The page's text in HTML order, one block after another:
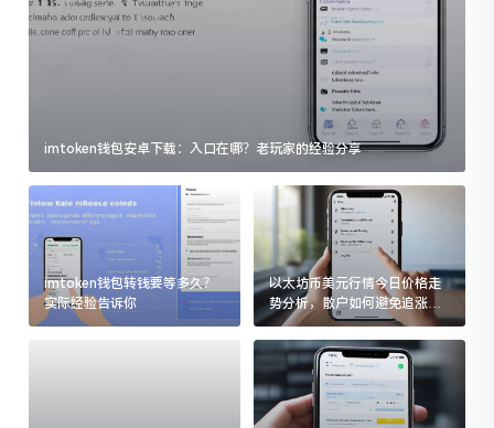
imtoken钱包安卓下载：入口在哪？老玩家的经验分享
imtoken钱包转钱要等多久？
实际经验告诉你
以太坊币美元行情今日价格走
势分析，散户如何避免追涨杀
跌被套牢